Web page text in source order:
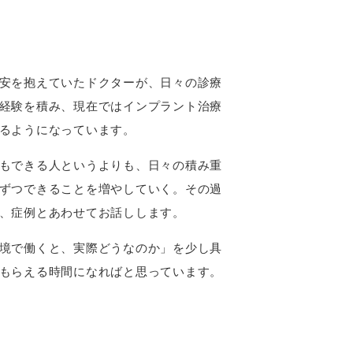
を抱えていたドクターが、日々の診療
験を積み、現在ではインプラント治療
ようになっています。
できる人というよりも、日々の積み重
つできることを増やしていく。その過
症例とあわせてお話しします。
で働くと、実際どうなのか」を少し具
らえる時間になればと思っています。